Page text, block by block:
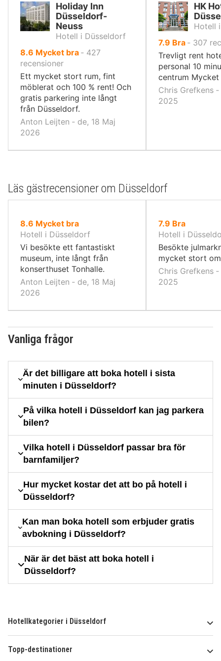
Holiday Inn
Düsseldorf-
Neuss
Hotell i Düsseldorf
8.6 av
10,
Mycket bra ‐ 427
recensioner
Ett mycket stort rum, fint
möblerat och 100 % rent! Och
gratis parkering inte långt
från Düsseldorf.
Anton Leijten ‐ de, 18 Maj
2026
HK
Hotell
7.9 av
10,
Bra ‐ 307
Trevligt rent
personal 10
centrum
Chris Grefkens
2025
Läs gästrecensioner om Düsseldorf
8.6 av
10,
Mycket bra
Hotell i Düsseldorf
Vi besökte ett fantastiskt
museum, inte långt från
konserthuset Tonhalle.
Anton Leijten ‐ de, 18 Maj
2026
7.9 av
10,
Bra
Hotell i
Besökte
mycket stort
Chris Grefkens
2025
Vanliga frågor
Är det billigare att boka hotell i sista
minuten i Düsseldorf?
På vilka hotell i Düsseldorf kan jag parkera
bilen?
Vilka hotell i Düsseldorf passar bra för
barnfamiljer?
Hur mycket kostar det att bo på hotell i
Düsseldorf?
Kan man boka hotell som erbjuder gratis
avbokning i Düsseldorf?
När är det bäst att boka hotell i
Düsseldorf?
Hotellkategorier i Düsseldorf
Topp-destinationer